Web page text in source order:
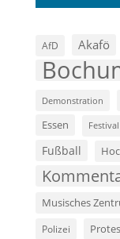
AfD Akafö
Demonstration
Essen Festival
Fußball
Musisches
Polizei